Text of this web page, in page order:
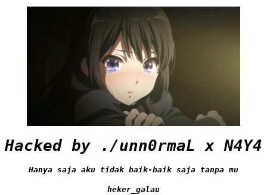
Hacked by ./unn0rmaL x N4Y4
Hanya saja aku tidak baik-baik saja tanpa mu
heker_galau